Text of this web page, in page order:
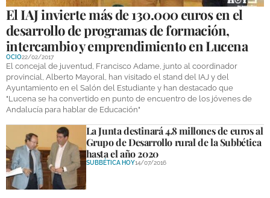
El IAJ invierte más de 130.000 euros en el
desarrollo de programas de formación,
intercambio y emprendimiento en Lucena
OCIO22/02/2017
El concejal de juventud, Francisco Adame, junto al coordinador
provincial, Alberto Mayoral, han visitado el stand del IAJ y del
Ayuntamiento en el Salón del Estudiante y han destacado que
"Lucena se ha convertido en punto de encuentro de los jóvenes de
Andalucía para hablar de Educación"
La Junta destinará 4.8 millones de euros al
Grupo de Desarrollo rural de la Subbética
hasta el año 2020
SUBBÉTICA HOY14/07/2016